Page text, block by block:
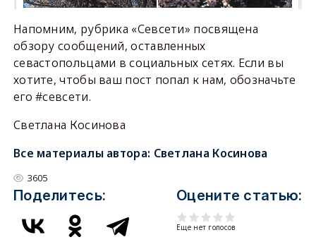
Напомним, рубрика «Севсети» посвящена
обзору сообщений, оставленных
севастопольцами в социальных сетях. Если вы
хотите, чтобы ваш пост попал к нам, обозначьте
его #севсети.
Светлана Косинова
Все материалы автора: Светлана Косинова
3605
Поделитесь: Оцените статью:
Еще нет голосов